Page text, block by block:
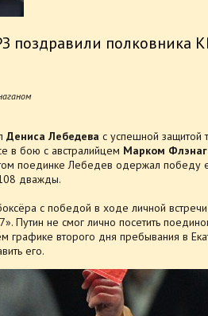
поздравили полковника
Дениса Лебедева с успешной защитой
в бою с австралийцем Марком
поединке Лебедев одержал победу
дважды.
с победой в ходе личной
Путин не смог лично посетить
графике второго дня пребывания в
его.